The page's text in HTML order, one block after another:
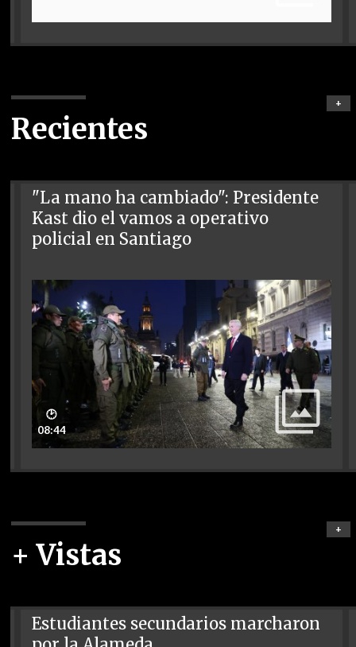
Recientes
+
"La mano ha cambiado": Presidente
Kast dio el vamos a operativo
policial en Santiago
🕑
08:44
+ Vistas
+
Estudiantes secundarios marcharon